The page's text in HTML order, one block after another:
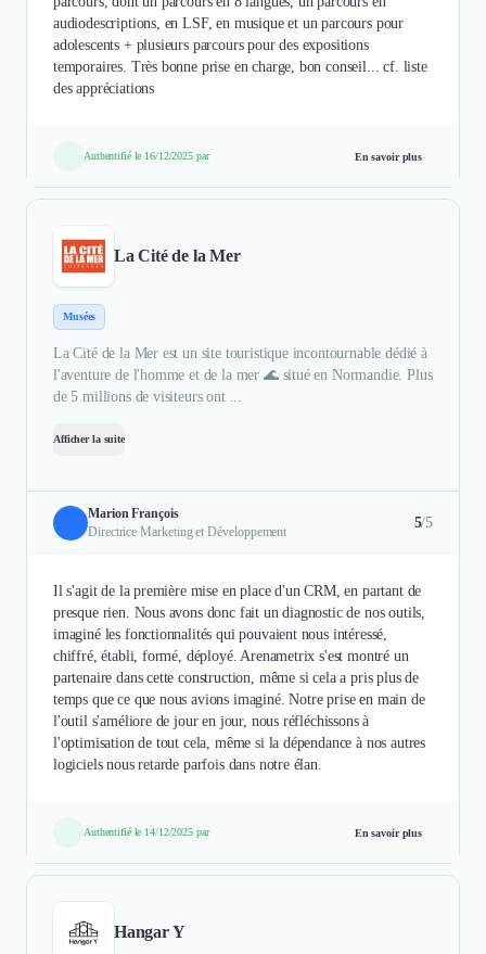
audiodescriptions, en LSF, en musique et un parcours pour
adolescents + plusieurs parcours pour des expositions
temporaires. Très bonne prise en charge, bon conseil... cf. liste
des appréciations
Authentifié le 16/12/2025 par En savoir plus
La Cité de la Mer
Musées
La Cité de la Mer est un site touristique incontournable dédié à
l'aventure de l'homme et de la mer 🌊 situé en Normandie. Plus
de 5 millions de visiteurs ont ...
Afficher la suite
Marion François
Directrice Marketing et Développement
5/5
Il s'agit de la première mise en place d'un CRM, en partant de
presque rien. Nous avons donc fait un diagnostic de nos outils,
imaginé les fonctionnalités qui pouvaient nous intéressé,
chiffré, établi, formé, déployé. Arenametrix s'est montré un
partenaire dans cette construction, même si cela a pris plus de
temps que ce que nous avions imaginé. Notre prise en main de
l'outil s'améliore de jour en jour, nous réfléchissons à
l'optimisation de tout cela, même si la dépendance à nos autres
logiciels nous retarde parfois dans notre élan.
Authentifié le 14/12/2025 par En savoir plus
Hangar Y